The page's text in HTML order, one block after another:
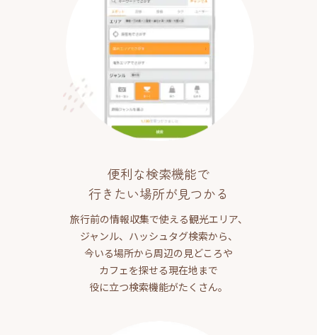
便利な検索機能で
行きたい場所が見つかる
旅行前の情報収集で使える観光エリア、
ジャンル、ハッシュタグ検索から、
今いる場所から周辺の見どころや
カフェを探せる現在地まで
役に立つ検索機能がたくさん。